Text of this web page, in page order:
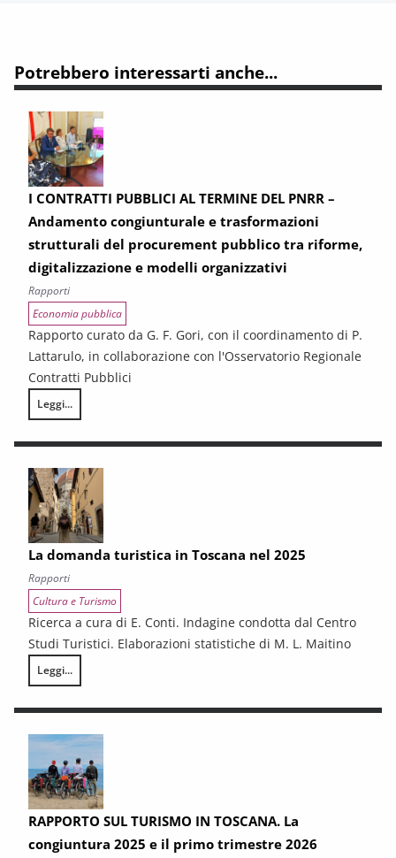
Potrebbero interessarti anche...
I CONTRATTI PUBBLICI AL TERMINE DEL PNRR –
Andamento congiunturale e trasformazioni
strutturali del procurement pubblico tra riforme,
digitalizzazione e modelli organizzativi
Rapporti
Economia pubblica
Rapporto curato da G. F. Gori, con il coordinamento di P.
Lattarulo, in collaborazione con l'Osservatorio Regionale
Contratti Pubblici
Leggi...
I CONTRATTI PUBBLICI AL TERMINE DEL PNRR – Andamento
La domanda turistica in Toscana nel 2025
Rapporti
Cultura e Turismo
Ricerca a cura di E. Conti. Indagine condotta dal Centro
Studi Turistici. Elaborazioni statistiche di M. L. Maitino
Leggi...
La domanda turistica in Toscana nel 2025
RAPPORTO SUL TURISMO IN TOSCANA. La
congiuntura 2025 e il primo trimestre 2026